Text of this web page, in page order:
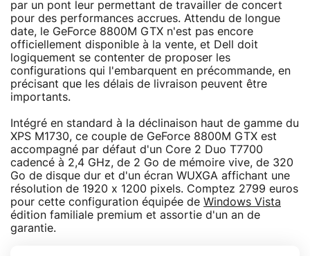
par un pont leur permettant de travailler de concert
pour des performances accrues. Attendu de longue
date, le GeForce 8800M GTX n'est pas encore
officiellement disponible à la vente, et Dell doit
logiquement se contenter de proposer les
configurations qui l'embarquent en précommande, en
précisant que les délais de livraison peuvent être
importants.
Intégré en standard à la déclinaison haut de gamme du
XPS M1730, ce couple de GeForce 8800M GTX est
accompagné par défaut d'un Core 2 Duo T7700
cadencé à 2,4 GHz, de 2 Go de mémoire vive, de 320
Go de disque dur et d'un écran WUXGA affichant une
résolution de 1920 x 1200 pixels. Comptez 2799 euros
pour cette configuration équipée de Windows Vista
édition familiale premium et assortie d'un an de
garantie.